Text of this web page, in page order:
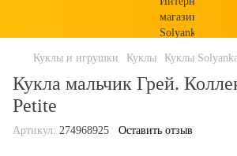
Куклы и игрушки Куклы Куклы
Кукла мальчик Грей.
Petite
Артикул: 274968925 Оставить отзыв